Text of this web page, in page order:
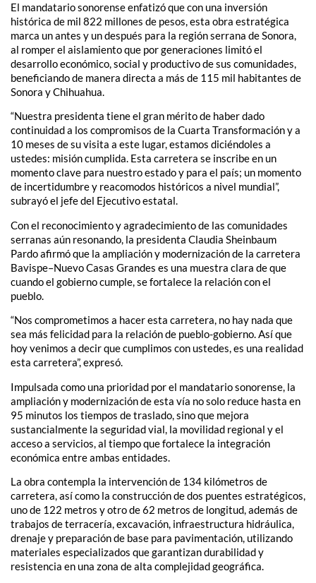
El mandatario sonorense enfatizó que con una inversión
histórica de mil 822 millones de pesos, esta obra estratégica
marca un antes y un después para la región serrana de Sonora,
al romper el aislamiento que por generaciones limitó el
desarrollo económico, social y productivo de sus comunidades,
beneficiando de manera directa a más de 115 mil habitantes de
Sonora y Chihuahua.
“Nuestra presidenta tiene el gran mérito de haber dado
continuidad a los compromisos de la Cuarta Transformación y a
10 meses de su visita a este lugar, estamos diciéndoles a
ustedes: misión cumplida. Esta carretera se inscribe en un
momento clave para nuestro estado y para el país; un momento
de incertidumbre y reacomodos históricos a nivel mundial”,
subrayó el jefe del Ejecutivo estatal.
Con el reconocimiento y agradecimiento de las comunidades
serranas aún resonando, la presidenta Claudia Sheinbaum
Pardo afirmó que la ampliación y modernización de la carretera
Bavispe–Nuevo Casas Grandes es una muestra clara de que
cuando el gobierno cumple, se fortalece la relación con el
pueblo.
“Nos comprometimos a hacer esta carretera, no hay nada que
sea más felicidad para la relación de pueblo-gobierno. Así que
hoy venimos a decir que cumplimos con ustedes, es una realidad
esta carretera”, expresó.
Impulsada como una prioridad por el mandatario sonorense, la
ampliación y modernización de esta vía no solo reduce hasta en
95 minutos los tiempos de traslado, sino que mejora
sustancialmente la seguridad vial, la movilidad regional y el
acceso a servicios, al tiempo que fortalece la integración
económica entre ambas entidades.
La obra contempla la intervención de 134 kilómetros de
carretera, así como la construcción de dos puentes estratégicos,
uno de 122 metros y otro de 62 metros de longitud, además de
trabajos de terracería, excavación, infraestructura hidráulica,
drenaje y preparación de base para pavimentación, utilizando
materiales especializados que garantizan durabilidad y
resistencia en una zona de alta complejidad geográfica.